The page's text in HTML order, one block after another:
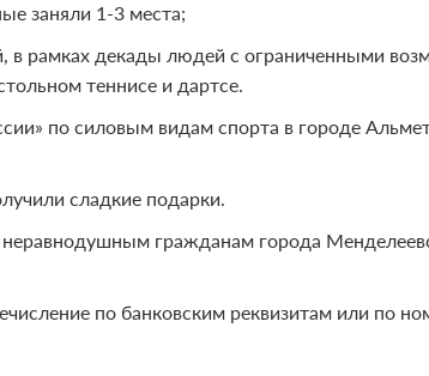
заняли 1-3 места;
в рамках декады людей с ограниченными
теннисе и дартсе.
по силовым видам спорта в городе
сладкие подарки.
гражданам города
по банковским реквизитам или по